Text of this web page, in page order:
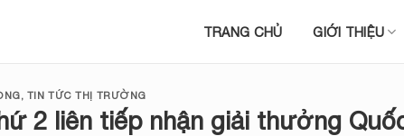
TRANG CHỦ GIỚI THIỆU
, TIN TỨC THỊ TRƯỜNG
2 liên tiếp nhận giải thưởng